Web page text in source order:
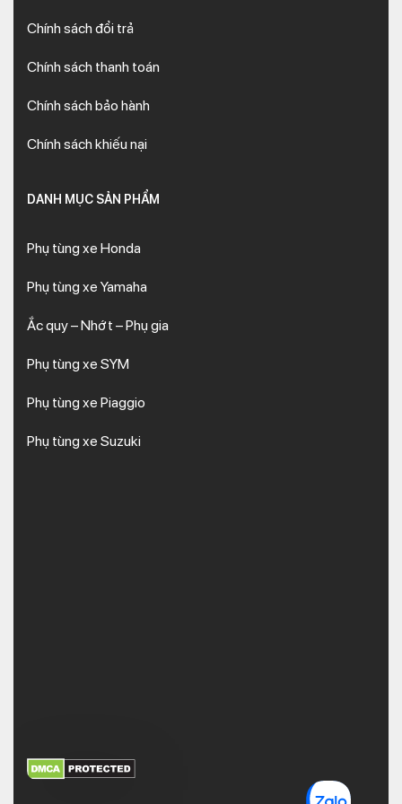
Chính sách đổi trả
Chính sách thanh toán
Chính sách bảo hành
Chính sách khiếu nại
DANH MỤC SẢN PHẨM
Phụ tùng xe Honda
Phụ tùng xe Yamaha
Ắc quy – Nhớt – Phụ gia
Phụ tùng xe SYM
Phụ tùng xe Piaggio
Phụ tùng xe Suzuki
XEM THÊM